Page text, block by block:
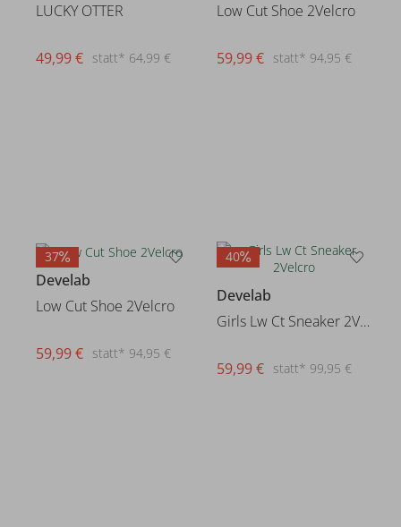
LUCKY OTTER
statt* 64,99 €
49,99 €
Low Cut Shoe 2Velcro
statt* 94,95 €
59,99 €
37
Develab
Low Cut Shoe 2Velcro
statt* 94,95 €
59,99 €
40
Develab
Girls Lw Ct Sneaker 2Velcro
statt* 99,95 €
59,99 €